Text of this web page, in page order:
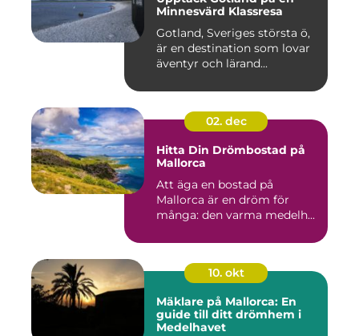
Minnesvärd Klassresa
Gotland, Sveriges största ö,
är en destination som lovar
äventyr och lärand...
02. dec
Hitta Din Drömbostad på
Mallorca
Att äga en bostad på
Mallorca är en dröm för
många: den varma medelh...
10. okt
Mäklare på Mallorca: En
guide till ditt drömhem i
Medelhavet